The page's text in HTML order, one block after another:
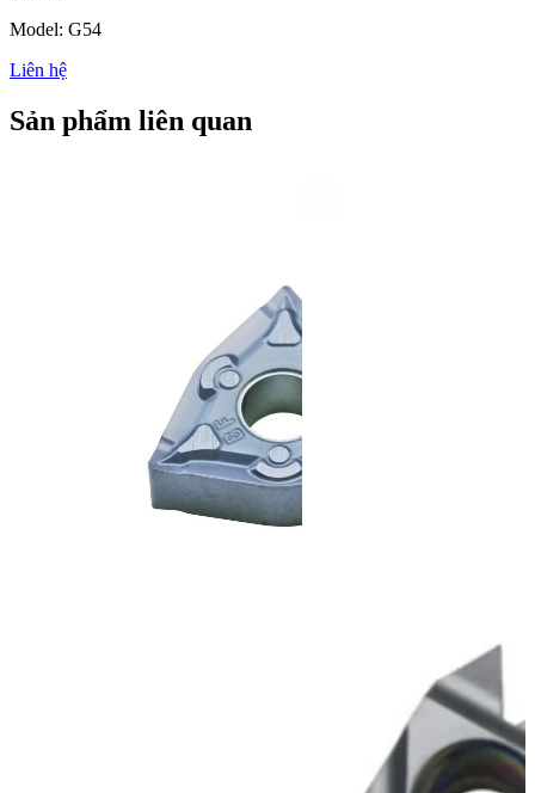
Model: G54
Liên hệ
Sản phẩm liên quan